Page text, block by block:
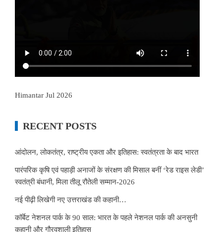
Himantar Jul 2026
RECENT POSTS
आंदोलन, लोकतंत्र, राष्ट्रीय एकता और इतिहास: स्वतंत्रता के बाद भारत
पारंपरिक कृषि एवं पहाड़ी अनाजों के संरक्षण की मिसाल बनीं ‘रेड राइस लेडी’
स्वतंत्री बंधानी, मिला तीलू रौतेली सम्मान-2026
नई पीढ़ी लिखेगी नए उत्तराखंड की कहानी…
कॉर्बेट नेशनल पार्क के 90 साल: भारत के पहले नेशनल पार्क की अनसुनी
कहानी और गौरवशाली इतिहास